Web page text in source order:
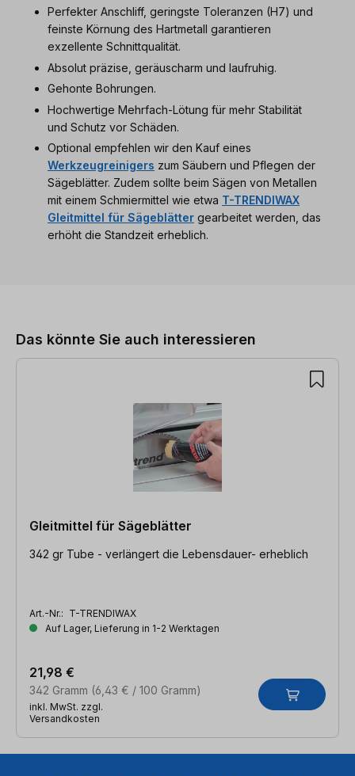
Perfekter Anschliff, geringste Toleranzen (H7) und
feinste Körnung des Hartmetall garantieren
exzellente Schnittqualität.
Absolut präzise, geräuscharm und laufruhig.
Gehonte Bohrungen.
Hochwertige Mehrfach-Lötung für mehr Stabilität
und Schutz vor Schäden.
Optional empfehlen wir den Kauf eines
Werkzeugreinigers zum Säubern und Pflegen der
Sägeblätter. Zudem sollte beim Sägen von Metallen
mit einem Schmiermittel wie etwa T-TRENDIWAX
Gleitmittel für Sägeblätter gearbeitet werden, das
erhöht die Standzeit erheblich.
Das könnte Sie auch interessieren
Gleitmittel für Sägeblätter
342 gr Tube - verlängert die Lebensdauer- erheblich
Art.-Nr.: T-TRENDIWAX
Auf Lager, Lieferung in 1-2 Werktagen
342 Gramm (6,43 € / 100 Gramm)
21,98 €
inkl. MwSt. zzgl.
Versandkosten